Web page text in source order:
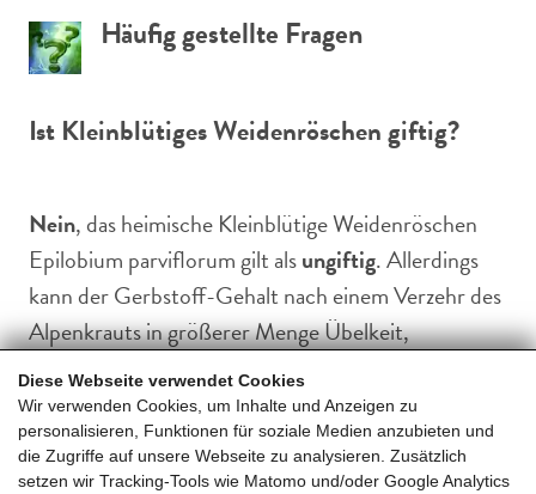
Diese Webseite verwendet Cookies
Wir verwenden Cookies, um Inhalte und Anzeigen zu
personalisieren, Funktionen für soziale Medien anzubieten und
die Zugriffe auf unsere Webseite zu analysieren. Zusätzlich
setzen wir Tracking-Tools wie Matomo und/oder Google Analytics
Häufig gestellte Fragen
Ist Kleinblütiges Weidenröschen giftig?
Nein, das heimische Kleinblütige Weidenröschen
Epilobium parviflorum gilt alsungiftig. Allerdings
kann der Gerbstoff-Gehalt nach einem Verzehr des
Alpenkrauts in größerer Menge Übelkeit,
Erbrechen und Verstopfung verursachen. In kleinen
Mengen als heilsamer Tee, Salatbeigabe oder
essbare Dekoration ist das Weidenröschen gut
verträglich.